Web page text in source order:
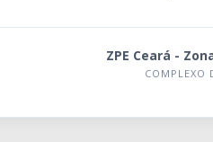
ZPE Ceará -
COMPLEXO